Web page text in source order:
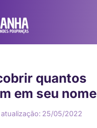
quantos
em seu nome
25/05/2022